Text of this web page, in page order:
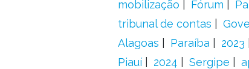
mobilização
Fórum
tribunal de contas
Alagoas
Paraíba 2023
Piauí
2024 Sergipe